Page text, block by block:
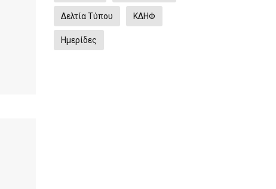
Δελτία Τύπου ΚΔΗΦ
Ημερίδες